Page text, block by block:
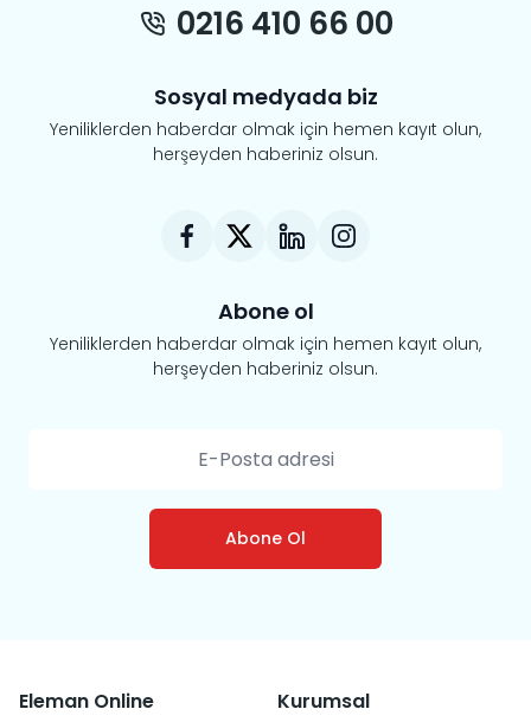
0216 410 66 00
Sosyal medyada biz
Yeniliklerden haberdar olmak için hemen kayıt olun,
herşeyden haberiniz olsun.
Abone ol
Yeniliklerden haberdar olmak için hemen kayıt olun,
herşeyden haberiniz olsun.
Abone Ol
Eleman Online Kurumsal